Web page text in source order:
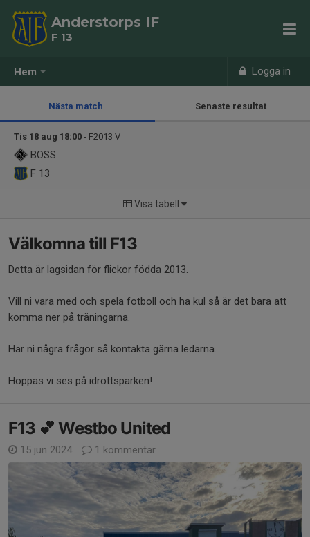
Hem Logga in
Anderstorps IF
F 13
Nästa match Senaste resultat
Tis 18 aug 18:00 - F2013 V
BOSS
F 13
Visa tabell
Välkomna till F13
Detta är lagsidan för flickor födda 2013.
Vill ni vara med och spela fotboll och ha kul så är det bara att
komma ner på träningarna.
Har ni några frågor så kontakta gärna ledarna.
Hoppas vi ses på idrottsparken!
F13 💕 Westbo United
15 jun 2024 1 kommentar